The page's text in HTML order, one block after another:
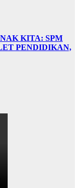
KITA: SPM
PENDIDIKAN,